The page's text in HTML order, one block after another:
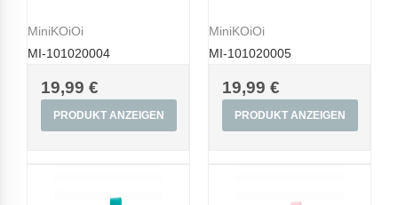
MiniKOiOi
MI-101020004
19,99 €
PRODUKT ANZEIGEN
MiniKOiOi
MI-101020005
19,99 €
PRODUKT ANZEIGEN